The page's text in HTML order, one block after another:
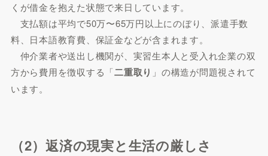
くが借金を抱えた状態で来日しています。
支払額は平均で50万〜65万円以上にのぼり、派遣手数
料、日本語教育費、保証金などが含まれます。
仲介業者や送出し機関が、実習生本人と受入れ企業の双
方から費用を徴収する「二重取り 」の構造が問題視されて
います。
（2）返済の現実と生活の厳しさ